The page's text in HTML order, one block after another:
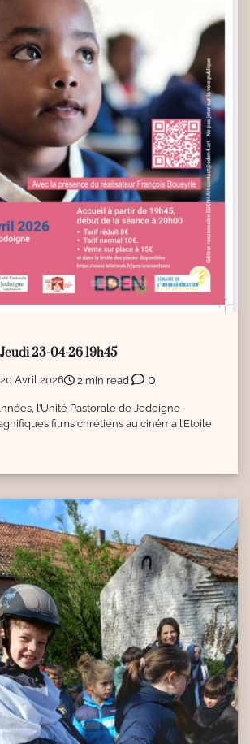
23-04-26 19h45
20 Avril 2026 2 min read 0
l’Unité Pastorale de Jodoigne
films chrétiens au cinéma l’Etoile